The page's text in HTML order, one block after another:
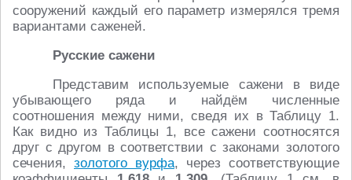
сооружений каждый его параметр измерялся тремя
вариантами саженей.
Русские сажени
Представим используемые сажени в виде
убывающего ряда и найдём численные
соотношения между ними, сведя их в Таблицу 1.
Как видно из Таблицы 1, все сажени соотносятся
друг с другом в соответствии с законами золотого
сечения, золотого вурфа, через соответствующие